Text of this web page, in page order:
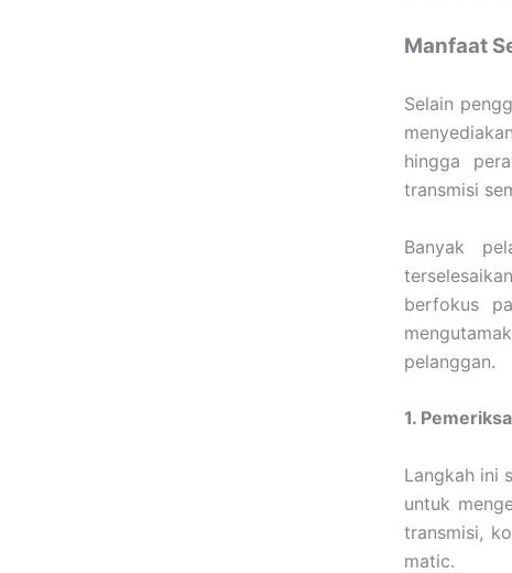
Manfaat
Selain
hingga
transmisi
Banyak
berfokus
pelanggan.
1.
Langkah ini
untuk
transmisi,
matic.